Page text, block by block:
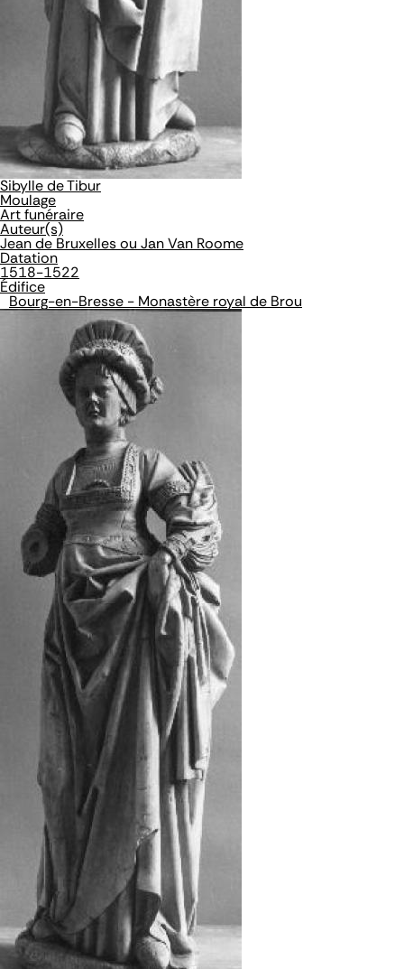
Sibylle de Tibur
Moulage
Art funéraire
Auteur(s)
Jean de Bruxelles ou Jan Van Roome
Datation
1518-1522
Édifice
Bourg-en-Bresse - Monastère royal de Brou